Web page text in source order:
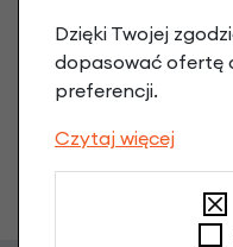
Nikt wcześniej
Dzięki Twojej
dopasować ofertę
preferencji.
Czytaj więcej